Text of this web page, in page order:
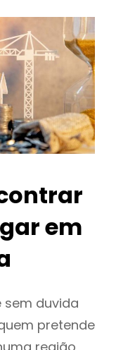
em
sem duvida
pretende